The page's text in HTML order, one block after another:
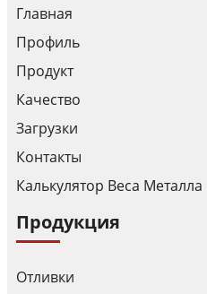
Главная
Профиль
Продукт
Качество
Загрузки
Контакты
Калькулятор Веса Металла
Продукция
Отливки